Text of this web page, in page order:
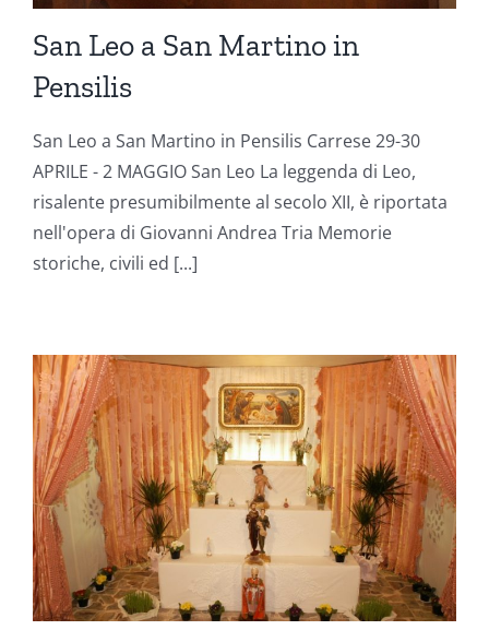
San Leo a San Martino in
Pensilis
San Leo a San Martino in Pensilis Carrese 29-30
APRILE - 2 MAGGIO San Leo La leggenda di Leo,
risalente presumibilmente al secolo XII, è riportata
nell'opera di Giovanni Andrea Tria Memorie
storiche, civili ed [...]